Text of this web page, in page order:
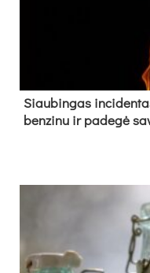
Siau­bin­gas
ben­zi­nu ir pa­de­gė